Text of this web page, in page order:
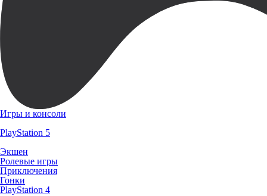
Игры и консоли
PlayStation 5
Экшен
Ролевые игры
Приключения
Гонки
PlayStation 4